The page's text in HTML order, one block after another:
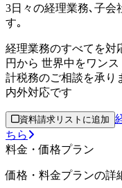
3日々の経理業務､子会
す｡
経理業務のすべてを対
円から 世界中をワン
計税務のご相談を承り
内外対応です
資料請求リストに追加
ちら
料金・価格プラン
価格・料金プランの詳